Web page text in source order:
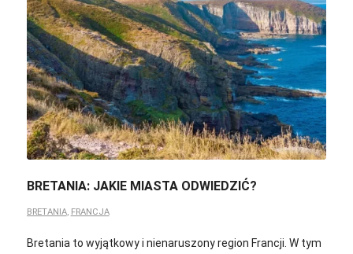
BRETANIA: JAKIE MIASTA ODWIEDZIĆ?
BRETANIA, FRANCJA
Bretania to wyjątkowy i nienaruszony region Francji. W tym